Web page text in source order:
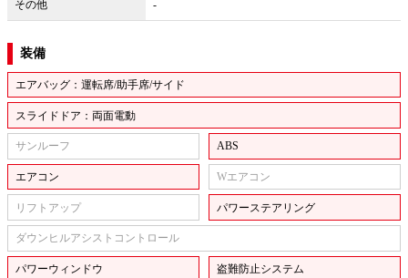
その他 -
装備
エアバッグ：運転席/助手席/サイド
スライドドア：両面電動
サンルーフ ABS
エアコン Wエアコン
リフトアップ パワーステアリング
ダウンヒルアシストコントロール
パワーウィンドウ 盗難防止システム